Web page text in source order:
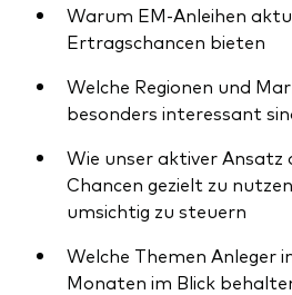
Ressourcen
Marktvolatilität
Research
Anbieterliste
Vanguard Modellportfolios
Warum EM‑Anleihen
Ertragschancen bieten
Welche Regionen und
besonders interessant
Wie unser aktiver
Chancen gezielt zu
umsichtig zu steuern
Welche Themen Anleger
Monaten im Blick